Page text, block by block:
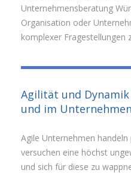
Unternehmensberatung
Organisation oder
komplexer Fragestellungen
Agilität und
und im Unternehmen
Agile Unternehmen
versuchen eine höchst
und sich für diese zu